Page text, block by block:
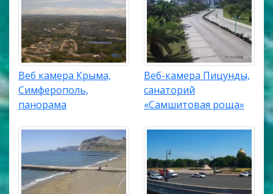
Веб камера Крыма,
Симферополь,
панорама
Веб-камера Пицунды,
санаторий
«Самшитовая роща»